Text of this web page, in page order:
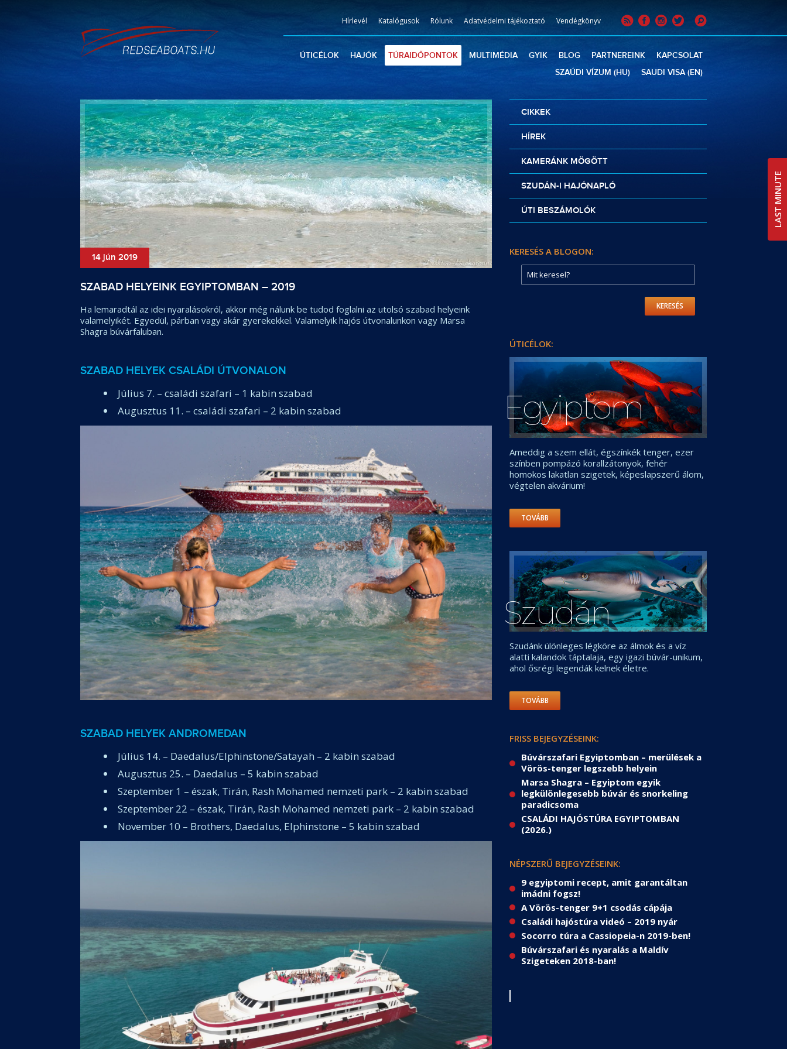
Hírlevél Katalógusok Rólunk Adatvédelmi tájékoztató Vendégkönyv
ÚTICÉLOK HAJÓK TÚRAIDŐPONTOK MULTIMÉDIA GYIK BLOG PARTNEREINK
KAPCSOLAT
SZAÚDI VÍZUM (HU)
SAUDI VISA (EN)
14 jún 2019
SZABAD HELYEINK EGYIPTOMBAN – 2019
Ha lemaradtál az idei nyaralásokról, akkor még nálunk be tudod foglalni az utolsó szabad helyeink
valamelyikét. Egyedül, párban vagy akár gyerekekkel. Valamelyik hajós útvonalunkon vagy Marsa
Shagra búvárfaluban.
SZABAD HELYEK CSALÁDI ÚTVONALON
Július 7. – családi szafari – 1 kabin szabad
Augusztus 11. – családi szafari – 2 kabin szabad
SZABAD HELYEK ANDROMEDAN
Július 14. – Daedalus/Elphinstone/Satayah – 2 kabin szabad
Augusztus 25. – Daedalus – 5 kabin szabad
Szeptember 1 – észak, Tirán, Rash Mohamed nemzeti park – 2 kabin szabad
Szeptember 22 – észak, Tirán, Rash Mohamed nemzeti park – 2 kabin szabad
November 10 – Brothers, Daedalus, Elphinstone – 5 kabin szabad
CIKKEK
HÍREK
KAMERÁNK MÖGÖTT
SZUDÁN-I HAJÓNAPLÓ
ÚTI BESZÁMOLÓK
KERESÉS A BLOGON:
KERESÉS
ÚTICÉLOK:
Egyiptom
Ameddig a szem ellát, égszínkék tenger, ezer
színben pompázó korallzátonyok, fehér
homokos lakatlan szigetek, képeslapszerű álom,
végtelen akvárium!
TOVÁBB
Szudán
Szudánk ülönleges légköre az álmok és a víz
alatti kalandok táptalaja, egy igazi búvár-unikum,
ahol ősrégi legendák kelnek életre.
TOVÁBB
FRISS BEJEGYZÉSEINK:
Búvárszafari Egyiptomban – merülések a
Vörös-tenger legszebb helyein
Marsa Shagra – Egyiptom egyik
legkülönlegesebb búvár és snorkeling
paradicsoma
CSALÁDI HAJÓSTÚRA EGYIPTOMBAN
(2026.)
NÉPSZERŰ BEJEGYZÉSEINK:
9 egyiptomi recept, amit garantáltan
imádni fogsz!
A Vörös-tenger 9+1 csodás cápája
Családi hajóstúra videó – 2019 nyár
Socorro túra a Cassiopeia-n 2019-ben!
Búvárszafari és nyaralás a Maldív
Szigeteken 2018-ban!
LAST MINUTE